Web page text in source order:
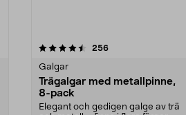
256recensioner
Galgar
Trägalgar med metallpinne,
8-pack
Elegant och gedigen galge av trä
4.0av 5 stjärnor